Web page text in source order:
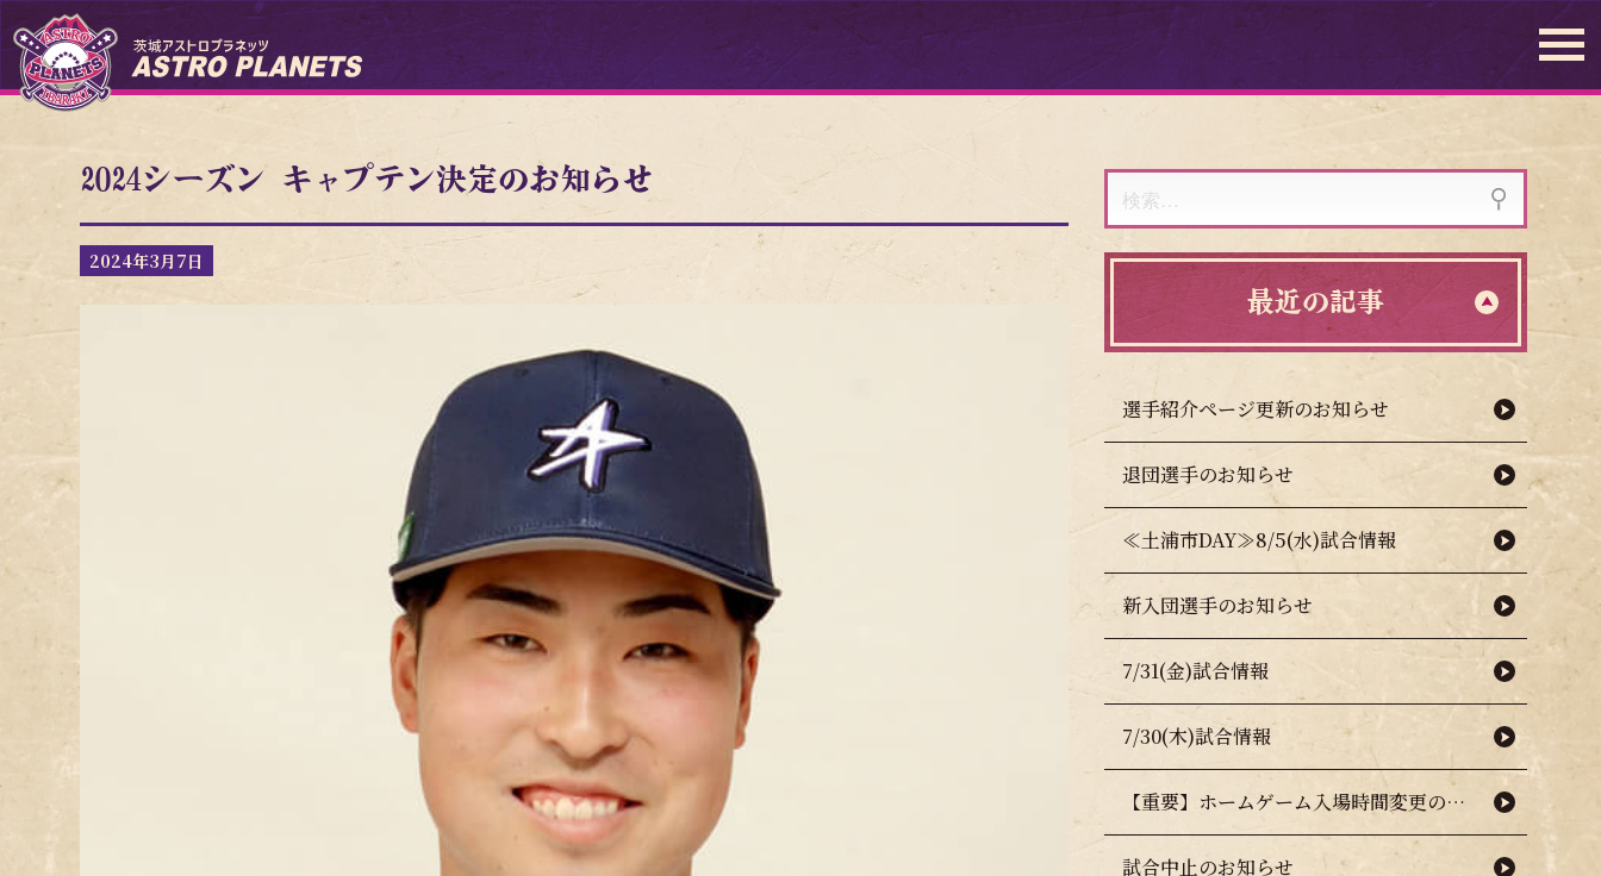
2024シーズン キャプテン決定のお知らせ
2024年3月7日
索:
最近の記事
選手紹介ページ更新のお知らせ
退団選手のお知らせ
≪土浦市DAY≫8/5(水)試合情報
新入団選手のお知らせ
7/31(金)試合情報
7/30(木)試合情報
【重要】ホームゲーム入場時間変更のお知らせ（熱中症対策について）
試合中止のお知らせ